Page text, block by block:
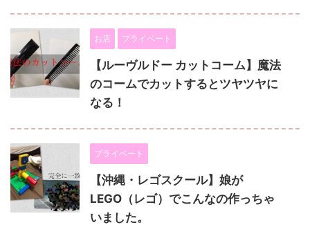
お店 プライベート
【ルーヴルドー カットコーム】魔法
のコームでカットするとツヤツヤに
なる！
プライベート
【沖縄・レゴスクール】娘が
LEGO（レゴ）でこんなの作っちゃ
いました。